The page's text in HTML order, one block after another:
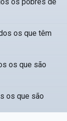
os que têm
os que são
os que são